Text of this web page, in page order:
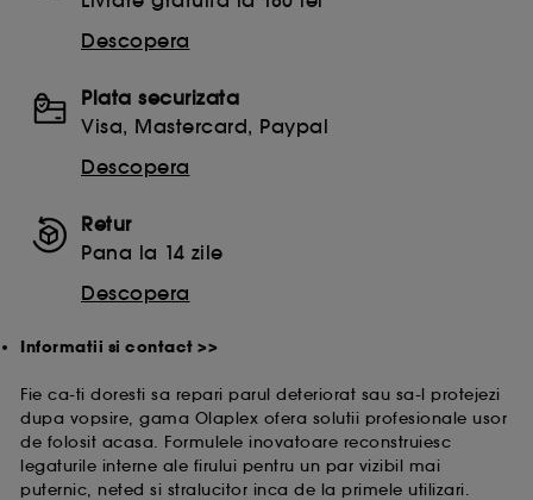
Descopera
Plata securizata
Visa, Mastercard, Paypal
Descopera
Retur
Pana la 14 zile
Descopera
Informatii si contact >>
Fie ca-ti doresti sa repari parul deteriorat sau sa-l protejezi
dupa vopsire, gama Olaplex ofera solutii profesionale usor
de folosit acasa. Formulele inovatoare reconstruiesc
legaturile interne ale firului pentru un par vizibil mai
puternic, neted si stralucitor inca de la primele utilizari.